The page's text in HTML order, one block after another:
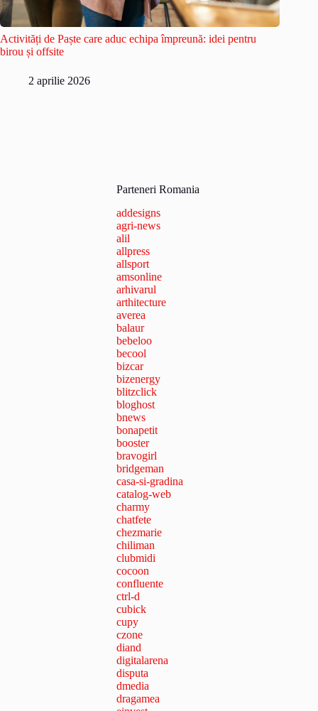
Activități de Paște care aduc echipa împreună: idei pentru
birou și offsite
2 aprilie 2026
Parteneri Romania
addesigns
agri-news
alil
allpress
allsport
amsonline
arhivarul
arthitecture
averea
balaur
bebeloo
becool
bizcar
bizenergy
blitzclick
bloghost
bnews
bonapetit
booster
bravogirl
bridgeman
casa-si-gradina
catalog-web
charmy
chatfete
chezmarie
chiliman
clubmidi
cocoon
confluente
ctrl-d
cubick
cupy
czone
diand
digitalarena
disputa
dmedia
dragamea